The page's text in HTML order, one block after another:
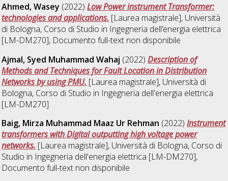
Ahmed, Wasey (2022)Low Power instrument Transformer:
technologies and applications. [Laurea magistrale], Università
di Bologna, Corso di Studio in Ingegneria dell’energia elettrica
[LM-DM270], Documento full-text non disponibile
Ajmal, Syed Muhammad Wahaj (2022)Description of
Methods and Techniques for Fault Location in Distribution
Networks by using PMU. [Laurea magistrale], Università di
Bologna, Corso di Studio in Ingegneria dell'energia elettrica
[LM-DM270]
Baig, Mirza Muhammad Maaz Ur Rehman (2022)Instrument
transformers with Digital outputting high voltage power
networks. [Laurea magistrale], Università di Bologna, Corso di
Studio in Ingegneria dell'energia elettrica [LM-DM270],
Documento full-text non disponibile